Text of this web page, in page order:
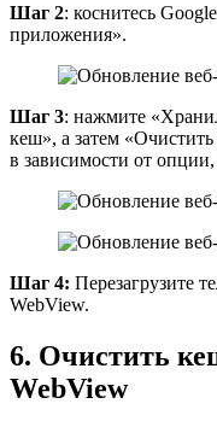
Шаг 2: коснитесь
приложения».
Шаг 3: нажмите
кеш», а затем
в зависимости от
Шаг 4: Перезагрузите
WebView.
6. Очистить
WebView